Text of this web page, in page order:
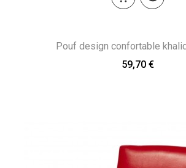
Pouf design confortable
59,70 €